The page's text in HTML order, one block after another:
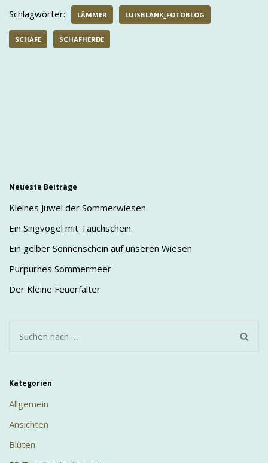
Schlagwörter: LÄMMER LUISBLANK_FOTOBLOG
SCHAFE SCHAFHERDE
Neueste Beiträge
Kleines Juwel der Sommerwiesen
Ein Singvogel mit Tauchschein
Ein gelber Sonnenschein auf unseren Wiesen
Purpurnes Sommermeer
Der Kleine Feuerfalter
Kategorien
Allgemein
Ansichten
Blüten